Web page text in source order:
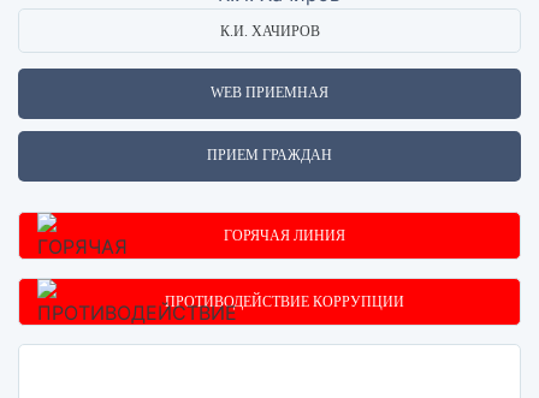
К.И. ХАЧИРОВ
WEB ПРИЕМНАЯ
ПРИЕМ ГРАЖДАН
ГОРЯЧАЯ ЛИНИЯ
ПРОТИВОДЕЙСТВИЕ КОРРУПЦИИ